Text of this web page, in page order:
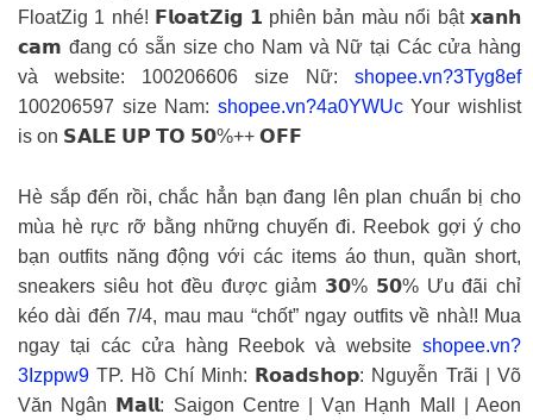
FloatZig 1 nhé! 𝗙𝗹𝗼𝗮𝘁𝗭𝗶𝗴 𝟭 phiên bản màu nổi bật 𝘅𝗮𝗻𝗵
𝗰𝗮𝗺 đang có sẵn size cho Nam và Nữ tại Các cửa hàng
và website: 100206606 size Nữ: shopee.vn?3Tyg8ef
100206597 size Nam: shopee.vn?4a0YWUcYour wishlist
is on 𝗦𝗔𝗟𝗘 𝗨𝗣 𝗧𝗢 𝟱𝟬%++ 𝗢𝗙𝗙
Hè sắp đến rồi, chắc hẳn bạn đang lên plan chuẩn bị cho
mùa hè rực rỡ bằng những chuyến đi. Reebok gợi ý cho
bạn outfits năng động với các items áo thun, quần short,
sneakers siêu hot đều được giảm 𝟯𝟬% 𝟱𝟬% Ưu đãi chỉ
kéo dài đến 7/4, mau mau “chốt” ngay outfits về nhà!! Mua
ngay tại các cửa hàng Reebok và website shopee.vn?
3Izppw9 TP. Hồ Chí Minh: 𝗥𝗼𝗮𝗱𝘀𝗵𝗼𝗽: Nguyễn Trãi | Võ
Văn Ngân 𝗠𝗮𝗹𝗹: Saigon Centre | Vạn Hạnh Mall | Aeon